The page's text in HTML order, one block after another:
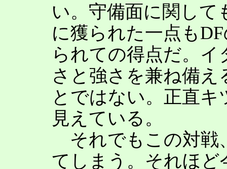
い。守備面に関し
に獲られた一点も
られての得点だ。イ
さと強さを兼ね備
とではない。正直
見えている。
それでもこの対戦
てしまう。それほ